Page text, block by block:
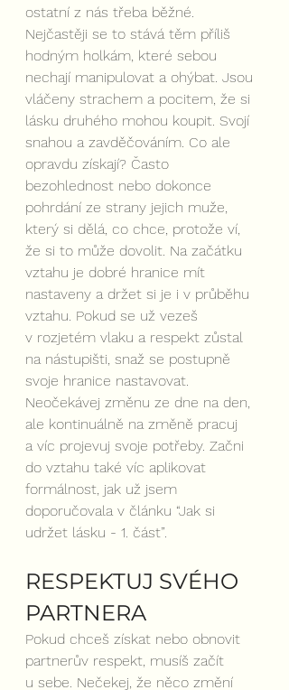
ostatní z nás třeba běžné.
Nejčastěji se to stává těm příliš
hodným holkám, které sebou
nechají manipulovat a ohýbat. Jsou
vláčeny strachem a pocitem, že si
lásku druhého mohou koupit. Svojí
snahou a zavděčováním. Co ale
opravdu získají? Často
bezohlednost nebo dokonce
pohrdání ze strany jejich muže,
který si dělá, co chce, protože ví,
že si to může dovolit. Na začátku
vztahu je dobré hranice mít
nastaveny a držet si je i v průběhu
vztahu. Pokud se už vezeš
v rozjetém vlaku a respekt zůstal
na nástupišti, snaž se postupně
svoje hranice nastavovat.
Neočekávej změnu ze dne na den,
ale kontinuálně na změně pracuj
a víc projevuj svoje potřeby. Začni
do vztahu také víc aplikovat
formálnost, jak už jsem
doporučovala v článku “Jak si
udržet lásku - 1. část”.
RESPEKTUJ SVÉHO
PARTNERA
Pokud chceš získat nebo obnovit
partnerův respekt, musíš začít
u sebe. Nečekej, že něco změní